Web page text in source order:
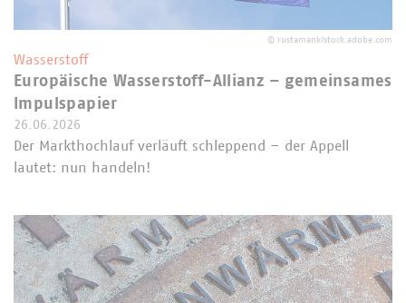
© rustamank/stock.adobe.com
Wasserstoff
Europäische Wasserstoff-Allianz – gemeinsames
Impulspapier
26.06.2026
Der Markthochlauf verläuft schleppend – der Appell
lautet: nun handeln!